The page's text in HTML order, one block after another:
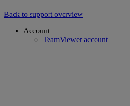
Back to support overview
Account
TeamViewer account